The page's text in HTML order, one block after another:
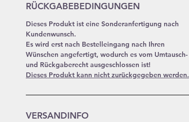
RÜCKGABEBEDINGUNGEN
Dieses Produkt ist eine Sonderanfertigung nach
Kundenwunsch.
Es wird erst nach Bestelleingang nach Ihren
Wünschen angefertigt, wodurch es vom Umtausch-
und Rückgaberecht ausgeschlossen ist!
Dieses Produkt kann nicht zurückgegeben werden.
VERSANDINFO